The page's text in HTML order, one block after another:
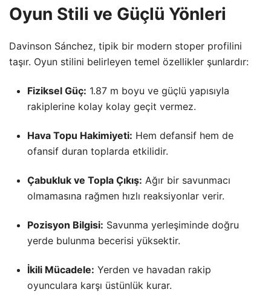
Oyun Stili ve Güçlü Yönleri
Davinson Sánchez, tipik bir modern stoper profilini
taşır. Oyun stilini belirleyen temel özellikler şunlardır:
Fiziksel Güç: 1.87 m boyu ve güçlü yapısıyla
rakiplerine kolay kolay geçit vermez.
Hava Topu Hakimiyeti: Hem defansif hem de
ofansif duran toplarda etkilidir.
Çabukluk ve Topla Çıkış: Ağır bir savunmacı
olmamasına rağmen hızlı reaksiyonlar verir.
Pozisyon Bilgisi: Savunma yerleşiminde doğru
yerde bulunma becerisi yüksektir.
İkili Mücadele: Yerden ve havadan rakip
oyunculara karşı üstünlük kurar.